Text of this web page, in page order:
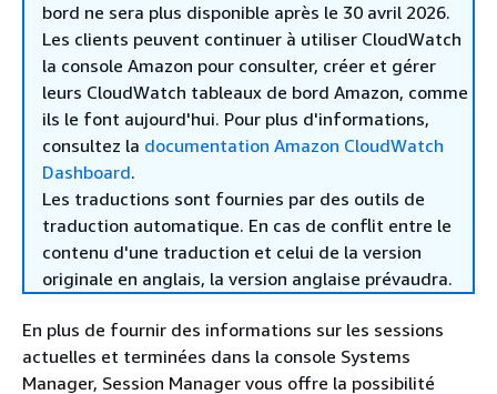
bord ne sera plus disponible après le 30 avril 2026.
Les clients peuvent continuer à utiliser CloudWatch
la console Amazon pour consulter, créer et gérer
leurs CloudWatch tableaux de bord Amazon, comme
ils le font aujourd'hui. Pour plus d'informations,
consultez la documentation Amazon CloudWatch
Dashboard.
Les traductions sont fournies par des outils de
traduction automatique. En cas de conflit entre le
contenu d'une traduction et celui de la version
originale en anglais, la version anglaise prévaudra.
En plus de fournir des informations sur les sessions
actuelles et terminées dans la console Systems
Manager, Session Manager vous offre la possibilité